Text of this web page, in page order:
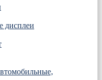
дисплеи